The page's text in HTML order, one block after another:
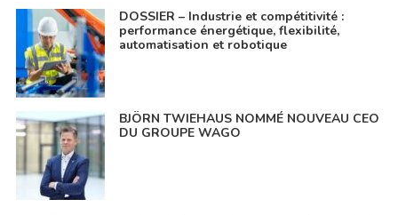
DOSSIER – Industrie et compétitivité :
performance énergétique, flexibilité,
automatisation et robotique
BJÖRN TWIEHAUS NOMMÉ NOUVEAU CEO
DU GROUPE WAGO